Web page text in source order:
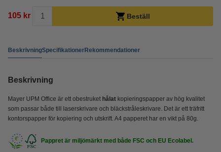
105 kr Beställ
BeskrivningSpecifikationerRekommendationer
Beskrivning
Mayer UPM Office är ett obestruket hålat kopieringspapper av hög kvalitet
som passar både till laserskrivare och bläckstråleskrivare. Det är ett träfritt
kontorspapper för kopiering och utskrift. A4 papperet har en vikt på 80g.
Pappret är miljömärkt med både FSC och EU Ecolabel.